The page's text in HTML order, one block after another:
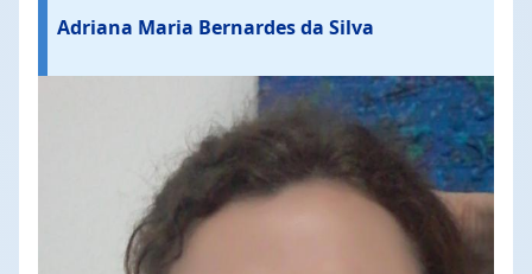
Adriana Maria Bernardes da Silva